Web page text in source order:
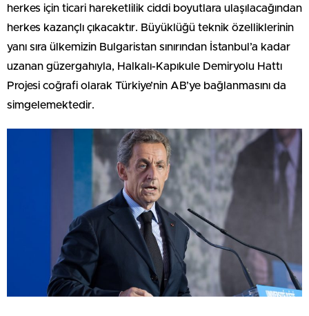
herkes için ticari hareketlilik ciddi boyutlara ulaşılacağından
herkes kazançlı çıkacaktır. Büyüklüğü teknik özelliklerinin
yanı sıra ülkemizin Bulgaristan sınırından İstanbul’a kadar
uzanan güzergahıyla, Halkalı-Kapıkule Demiryolu Hattı
Projesi coğrafi olarak Türkiye’nin AB’ye bağlanmasını da
simgelemektedir.